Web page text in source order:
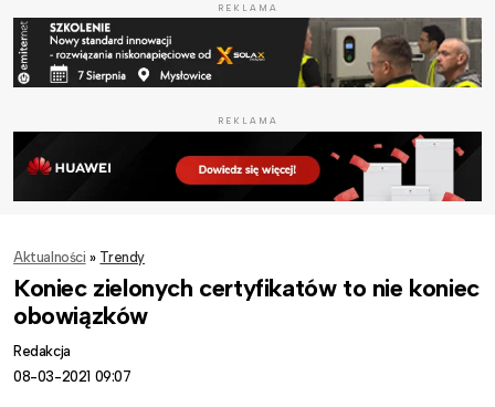
REKLAMA
REKLAMA
Aktualności » Trendy
Koniec zielonych certyfikatów to nie koniec
obowiązków
Redakcja
08-03-2021 09:07